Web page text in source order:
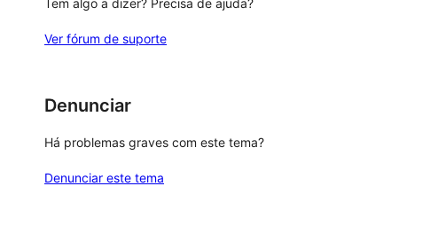
Tem algo a dizer? Precisa de ajuda?
Ver fórum de suporte
Denunciar
Há problemas graves com este tema?
Denunciar este tema